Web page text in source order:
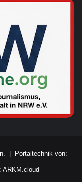
| Portaltechnik von:
ARKM.cloud